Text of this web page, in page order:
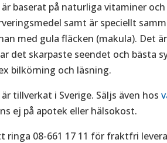
är baserat på naturliga vitaminer
samt är speciellt
med gula fläcken (makula). Det
det skarpaste seendet och bästa
bilkörning och läsning.
tillverkat i Sverige. Säljs även hos
ej på apotek eller hälsokost.
ringa 08-661 17 11 för fraktfri